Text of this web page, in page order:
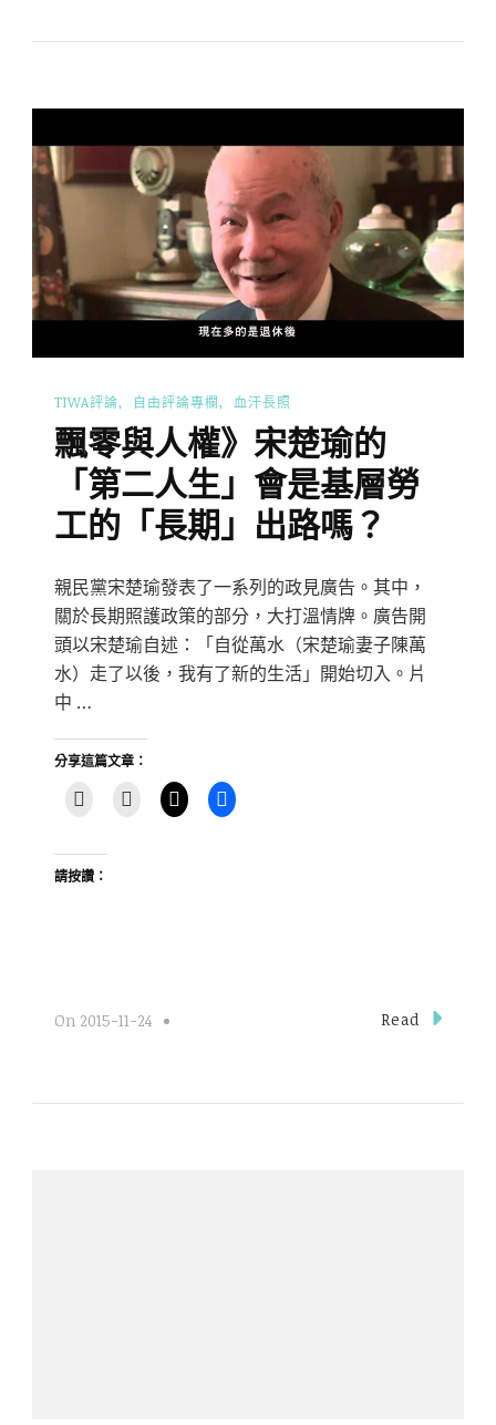
TIWA評論 自由評論專欄 血汗長照
飄零與人權》宋楚瑜的
「第二人生」會是基層勞
工的「長期」出路嗎？
親民黨宋楚瑜發表了一系列的政見廣告。其中，
關於長期照護政策的部分，大打溫情牌。廣告開
頭以宋楚瑜自述：「自從萬水（宋楚瑜妻子陳萬
水）走了以後，我有了新的生活」開始切入。片
中 …
分享這篇文章：
請按讚：
On 2015-11-24 Read